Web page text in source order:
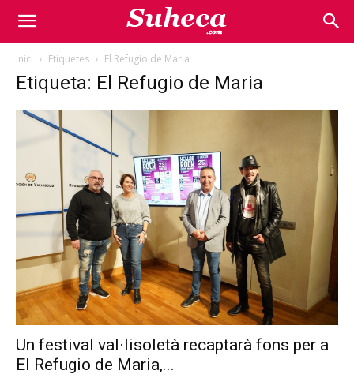
Inici Etiquetes El Refugio de Maria
Etiqueta: El Refugio de Maria
Un festival val·lisoletà recaptarà fons per a
El Refugio de Maria,...